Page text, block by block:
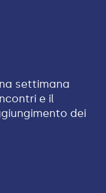
settimana
e il
dei